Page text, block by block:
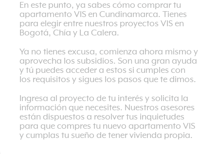
En este punto, ya sabes cómo comprar tu
apartamento VIS en Cundinamarca. Tienes
para elegir entre nuestros proyectos VIS en
Bogotá, Chía y La Calera.
Ya no tienes excusa, comienza ahora mismo y
aprovecha los subsidios. Son una gran ayuda
y tú puedes acceder a estos si cumples con
los requisitos y sigues los pasos que te dimos.
Ingresa al proyecto de tu interés y solicita la
información que necesites. Nuestros asesores
están dispuestos a resolver tus inquietudes
para que compres tu nuevo apartamento VIS
y cumplas tu sueño de tener vivienda propia.